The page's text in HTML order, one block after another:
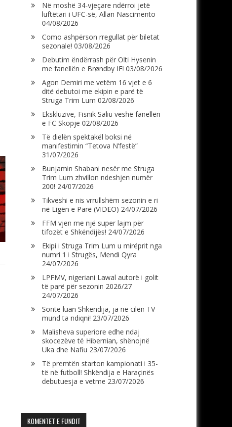
Në moshë 34-vjeçare ndërroi jetë
luftëtari i UFC-së, Allan Nascimento
04/08/2026
Como ashpërson rregullat për biletat
sezonale! 03/08/2026
Debutim ëndërrash për Olti Hysenin
me fanellën e Brøndby IF! 03/08/2026
Agon Demiri me vetëm 16 vjet e 6
ditë debutoi me ekipin e parë të
Struga Trim Lum 02/08/2026
Ekskluzive, Fisnik Saliu veshë fanellën
e FC Skopje 02/08/2026
Të dielën spektakël boksi në
manifestimin “Tetova N’festë”
31/07/2026
Bunjamin Shabani nesër me Struga
Trim Lum zhvillon ndeshjen numër
200! 24/07/2026
Tikveshi e nis vrrullshëm sezonin e ri
në Ligën e Parë (VIDEO) 24/07/2026
FFM vjen me një super lajm për
tifozët e Shkëndijës! 24/07/2026
Ekipi i Struga Trim Lum u mirëprit nga
numri 1 i Strugës, Mendi Qyra
24/07/2026
LPFMV, nigeriani Lawal autorë i golit
të parë për sezonin 2026/27
24/07/2026
Sonte luan Shkëndija, ja në cilën TV
mund ta ndiqni! 23/07/2026
Malisheva superiore edhe ndaj
skocezëve të Hibernian, shënojnë
Uka dhe Nafiu 23/07/2026
Të premtën starton kampionati i 35-
të në futboll! Shkëndija e Haraçinës
debutuesja e vetme 23/07/2026
KOMENTET E FUNDIT